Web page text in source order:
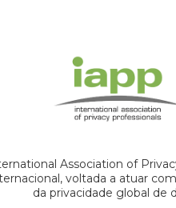
Association of
voltada a atuar
da privacidade global de